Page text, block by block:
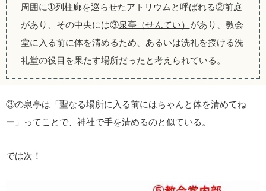
周囲に➀列柱廊を巡らせたアトリウム と呼ばれる②前庭
があり、その中央には③泉亭（せんてい） があり、教会
堂に入る前に体を清めるため、あるいは洗礼を授ける洗
礼堂の役目を果たす場所だったと考えられている。
③の泉亭は「聖なる場所に入る前にはちゃんと体を清めてね
ー」ってことで、神社で手を清めるのと似ている。
では次！